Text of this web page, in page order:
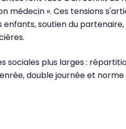
médecin ». Ces tensions
enfants, soutien du
sociales plus larges :
double journée et